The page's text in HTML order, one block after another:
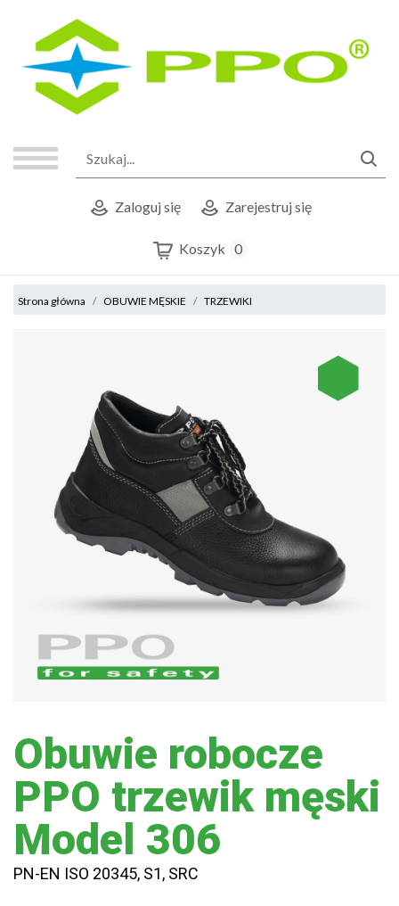
Zaloguj się Zarejestruj się
Koszyk 0
Strona główna OBUWIE MĘSKIE TRZEWIKI
Obuwie robocze
PPO trzewik męski
Model 306
PN-EN ISO 20345, S1, SRC